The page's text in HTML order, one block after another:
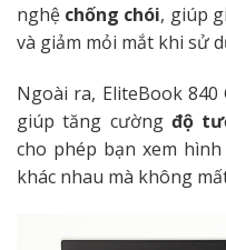
nghệ chống chói, giúp
và giảm mỏi mắt khi sử
Ngoài ra, EliteBook
giúp tăng cường độ
cho phép bạn xem
khác nhau mà không